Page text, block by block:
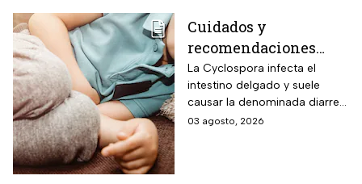
Cuidados y
recomendaciones
para niños ante los
riesgos por cyclospora
La Cyclospora infecta el
intestino delgado y suele
causar la denominada diarrea
explosiva, de acuerdo con
03 agosto, 2026